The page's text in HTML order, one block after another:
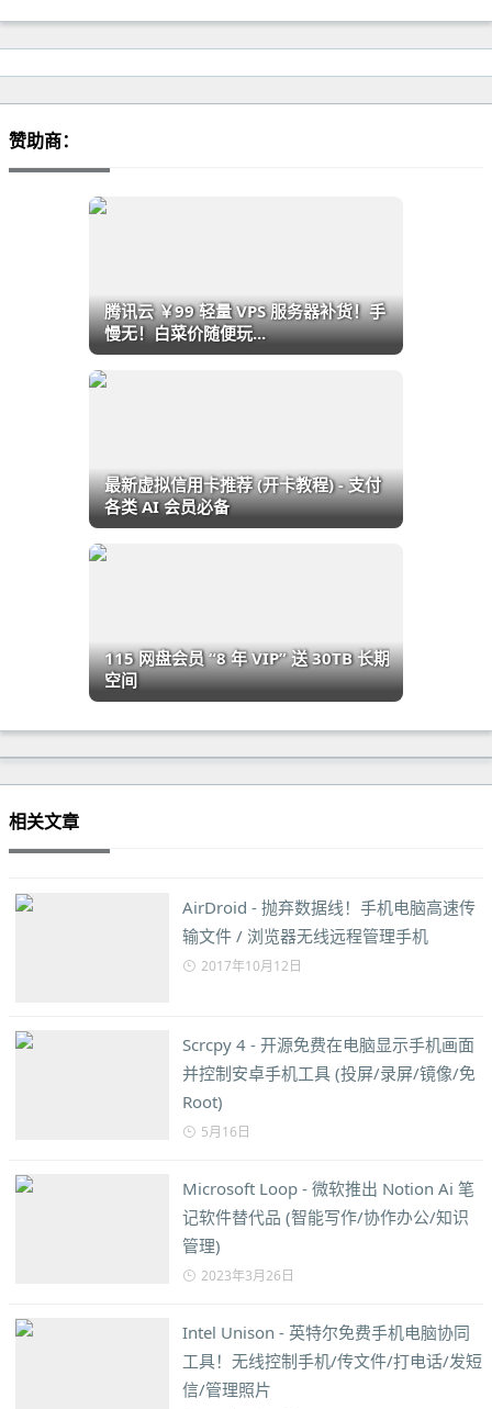
赞助商：
腾讯云 ￥99 轻量 VPS 服务器补货！手
慢无！白菜价随便玩...
最新虚拟信用卡推荐 (开卡教程) - 支付
各类 AI 会员必备
115 网盘会员 “8 年 VIP” 送 30TB 长期
空间
相关文章
AirDroid - 抛弃数据线！手机电脑高速传
输文件 / 浏览器无线远程管理手机
2017年10月12日
Scrcpy 4 - 开源免费在电脑显示手机画面
并控制安卓手机工具 (投屏/录屏/镜像/免
Root)
5月16日
Microsoft Loop - 微软推出 Notion Ai 笔
记软件替代品 (智能写作/协作办公/知识
管理)
2023年3月26日
Intel Unison - 英特尔免费手机电脑协同
工具！无线控制手机/传文件/打电话/发短
信/管理照片